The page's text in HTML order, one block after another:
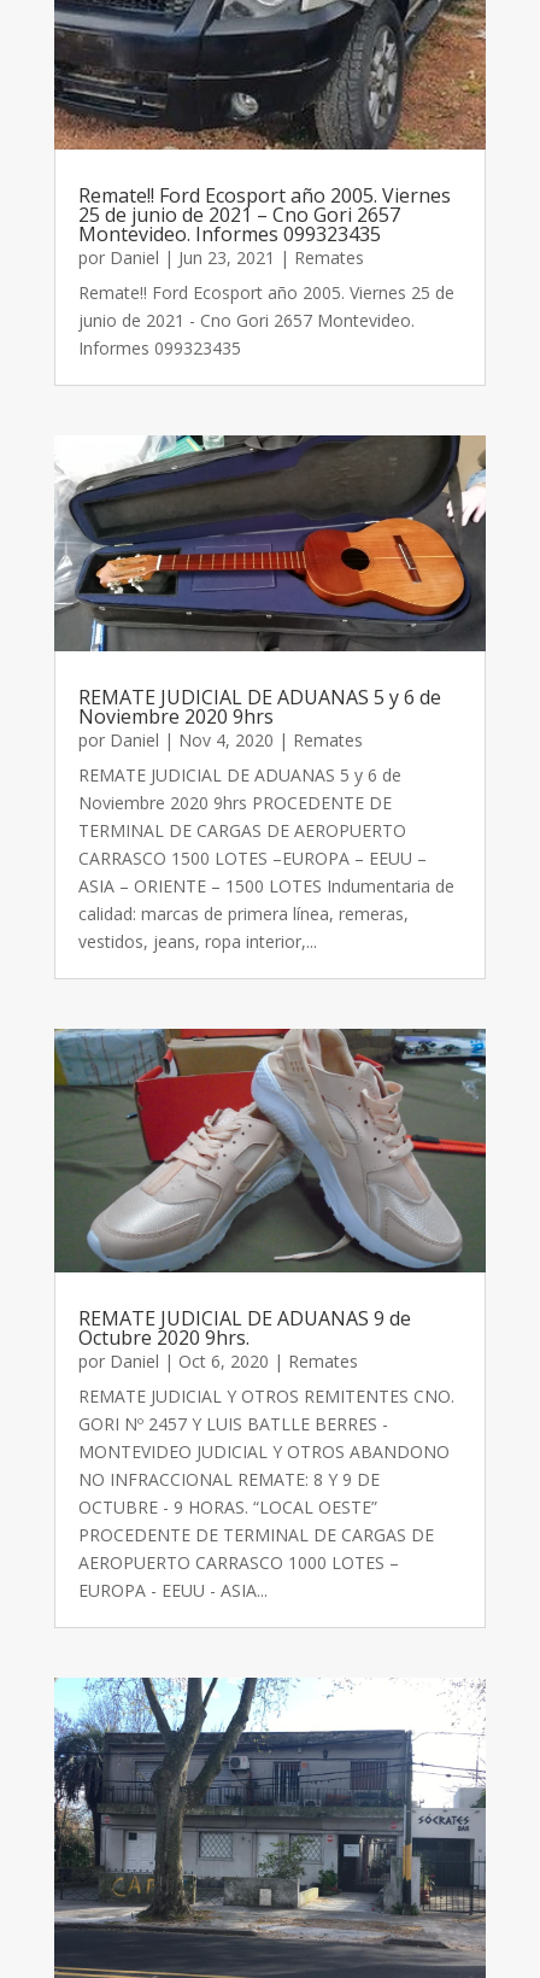
Remate!! Ford Ecosport año 2005. Viernes
25 de junio de 2021 – Cno Gori 2657
Montevideo. Informes 099323435
por Daniel | Jun 23, 2021 | Remates
Remate!! Ford Ecosport año 2005. Viernes 25 de
junio de 2021 - Cno Gori 2657 Montevideo.
Informes 099323435
REMATE JUDICIAL DE ADUANAS 5 y 6 de
Noviembre 2020 9hrs
por Daniel | Nov 4, 2020 | Remates
REMATE JUDICIAL DE ADUANAS 5 y 6 de
Noviembre 2020 9hrs PROCEDENTE DE
TERMINAL DE CARGAS DE AEROPUERTO
CARRASCO 1500 LOTES –EUROPA – EEUU –
ASIA – ORIENTE – 1500 LOTES Indumentaria de
calidad: marcas de primera línea, remeras,
vestidos, jeans, ropa interior,...
REMATE JUDICIAL DE ADUANAS 9 de
Octubre 2020 9hrs.
por Daniel | Oct 6, 2020 | Remates
REMATE JUDICIAL Y OTROS REMITENTES CNO.
GORI Nº 2457 Y LUIS BATLLE BERRES -
MONTEVIDEO JUDICIAL Y OTROS ABANDONO
NO INFRACCIONAL REMATE: 8 Y 9 DE
OCTUBRE - 9 HORAS. “LOCAL OESTE”
PROCEDENTE DE TERMINAL DE CARGAS DE
AEROPUERTO CARRASCO 1000 LOTES –
EUROPA - EEUU - ASIA...